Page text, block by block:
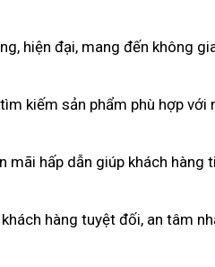
hiện đại, mang đến không
kiếm sản phẩm phù hợp với
mãi hấp dẫn giúp khách hàng
hàng tuyệt đối, an tâm